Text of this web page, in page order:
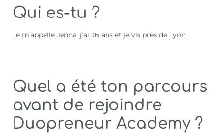
Qui es-tu ?
Je m’appelle Jenna, j’ai 36 ans et je vis près de Lyon.
Quel a été ton parcours
avant de rejoindre
Duopreneur Academy ?